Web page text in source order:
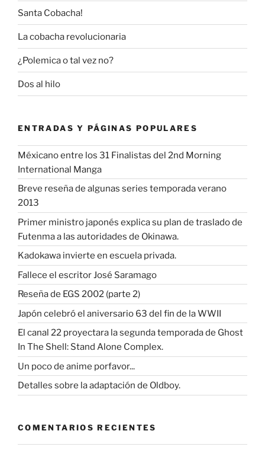
Santa Cobacha!
La cobacha revolucionaria
¿Polemica o tal vez no?
Dos al hilo
ENTRADAS Y PÁGINAS POPULARES
Méxicano entre los 31 Finalistas del 2nd Morning
International Manga
Breve reseña de algunas series temporada verano
2013
Primer ministro japonés explica su plan de traslado de
Futenma a las autoridades de Okinawa.
Kadokawa invierte en escuela privada.
Fallece el escritor José Saramago
Reseña de EGS 2002 (parte 2)
Japón celebró el aniversario 63 del fin de la WWII
El canal 22 proyectara la segunda temporada de Ghost
In The Shell: Stand Alone Complex.
Un poco de anime porfavor...
Detalles sobre la adaptación de Oldboy.
COMENTARIOS RECIENTES